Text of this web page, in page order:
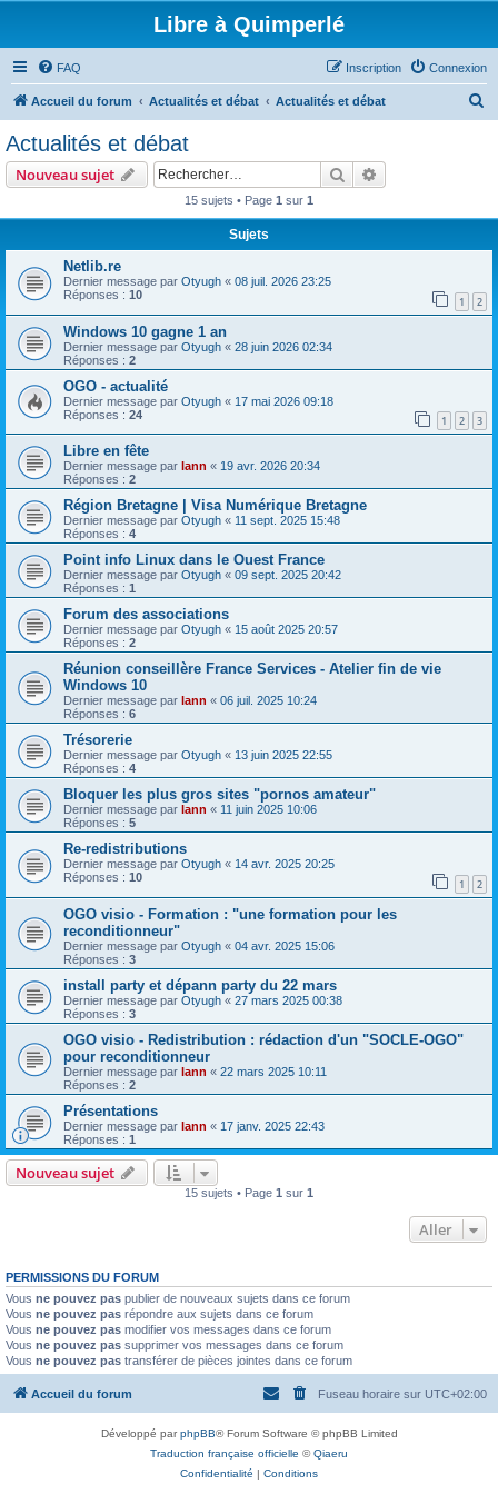
Libre à Quimperlé
FAQ Connexion
Inscription
Accueil du forum Actualités et débat Actualités et débat
e
Actualités et débat
Nouveau sujet Rechercher
15 sujets • Page 1 sur 1
Sujets
Netlib.re
Dernier message par Otyugh « 08 juil. 2026 23:25
Réponses : 10 1 2
Windows 10 gagne 1 an
Dernier message par Otyugh « 28 juin 2026 02:34
Réponses : 2
OGO - actualité
Dernier message par Otyugh « 17 mai 2026 09:18
Réponses : 24 1 2 3
Libre en fête
Dernier message par lann « 19 avr. 2026 20:34
Réponses : 2
Région Bretagne | Visa Numérique Bretagne
Dernier message par Otyugh « 11 sept. 2025 15:48
Réponses : 4
Point info Linux dans le Ouest France
Dernier message par Otyugh « 09 sept. 2025 20:42
Réponses : 1
Forum des associations
Dernier message par Otyugh « 15 août 2025 20:57
Réponses : 2
Réunion conseillère France Services - Atelier fin de vie
Windows 10
Dernier message par lann « 06 juil. 2025 10:24
Réponses : 6
Trésorerie
Dernier message par Otyugh « 13 juin 2025 22:55
Réponses : 4
Bloquer les plus gros sites "pornos amateur"
Dernier message par lann « 11 juin 2025 10:06
Réponses : 5
Re-redistributions
Dernier message par Otyugh « 14 avr. 2025 20:25
Réponses : 10 1 2
OGO visio - Formation : "une formation pour les
reconditionneur"
Dernier message par Otyugh « 04 avr. 2025 15:06
Réponses : 3
install party et dépann party du 22 mars
Dernier message par Otyugh « 27 mars 2025 00:38
Réponses : 3
OGO visio - Redistribution : rédaction d'un "SOCLE-OGO"
pour reconditionneur
Dernier message par lann « 22 mars 2025 10:11
Réponses : 2
Présentations
Dernier message par lann « 17 janv. 2025 22:43
Réponses : 1
Nouveau sujet
15 sujets • Page 1 sur 1
Aller
PERMISSIONS DU FORUM
Vous ne pouvez pas publier de nouveaux sujets dans ce forum
Vous ne pouvez pas répondre aux sujets dans ce forum
Vous ne pouvez pas modifier vos messages dans ce forum
Vous ne pouvez pas supprimer vos messages dans ce forum
Vous ne pouvez pas transférer de pièces jointes dans ce forum
Accueil du forum Fuseau horaire sur UTC+02:00
Développé parphpBB® Forum Software © phpBB Limited
Traduction française officielle ©Qiaeru
Confidentialité
Conditions